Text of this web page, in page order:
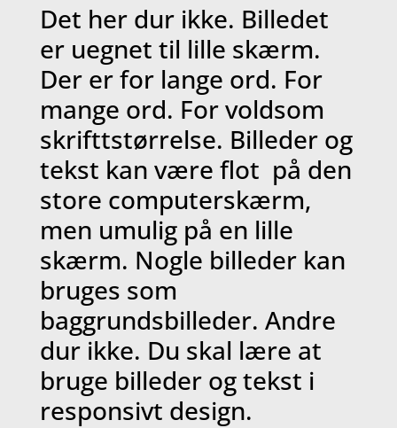
Det her dur ikke. Billedet
er uegnet til lille skærm.
Der er for lange ord. For
mange ord. For voldsom
skrifttstørrelse. Billeder og
tekst kan være flot på den
store computerskærm,
men umulig på en lille
skærm. Nogle billeder kan
bruges som
baggrundsbilleder. Andre
dur ikke. Du skal lære at
bruge billeder og tekst i
responsivt design.